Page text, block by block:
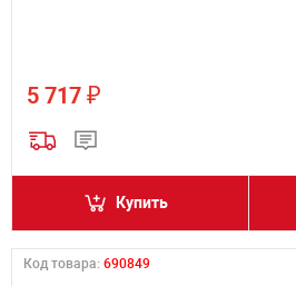
5 717 ₽
Купить
Код товара: 690849